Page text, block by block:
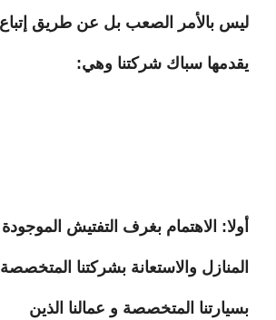
ليس بالأمر الصعب بل عن طريق
يقدمها سباك شركتنا وهي:
أولا: الاهتمام بغرف التفتيش الموجودة
المنازل والاستعانة بشركتنا
بسيارتنا المتخصصة و عمالنا الذين